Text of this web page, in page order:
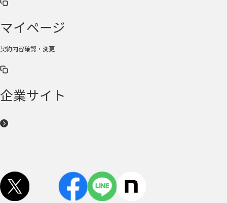
マイページ
契約内容確認・変更
企業サイト